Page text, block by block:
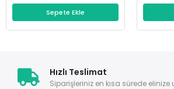
Sepete Ekle
Hızlı Teslimat
Siparişleriniz en kısa sürede elinize